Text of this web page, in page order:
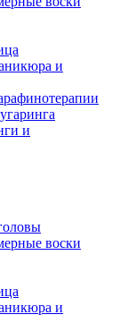
и
и
воски
и